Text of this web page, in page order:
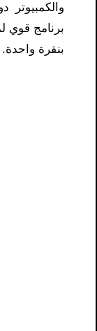
برنامج قوي
بنقرة واحدة.